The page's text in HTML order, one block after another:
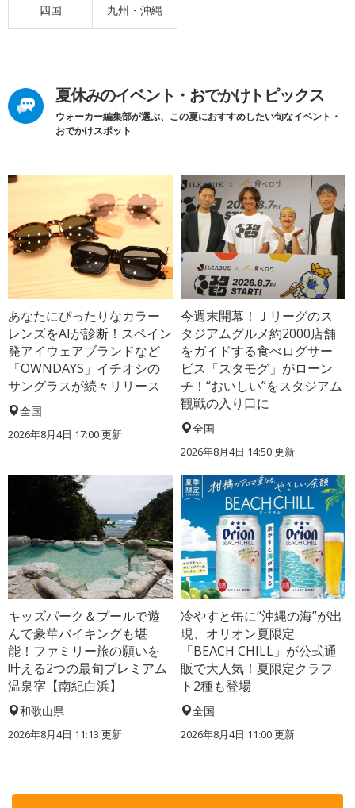
四国 九州・沖縄
夏休みのイベント・おでかけトピックス
ウォーカー編集部が選ぶ、この夏におすすめしたい旬なイベント・
おでかけスポット
あなたにぴったりなカラー
レンズをAIが診断！スペイン
発アイウェアブランドなど
「OWNDAYS」イチオシの
サングラスが続々リリース
全国
2026年8月4日 17:00更新
今週末開幕！Ｊリーグのス
タジアムグルメ約2000店舗
をガイドする食べログサー
ビス「スタモグ」がローン
チ！“おいしい”をスタジアム
観戦の入り口に
全国
2026年8月4日 14:50更新
キッズパーク＆プールで遊
んで豪華バイキングも堪
能！ファミリー旅の願いを
叶える2つの最旬プレミアム
温泉宿【南紀白浜】
和歌山県
2026年8月4日 11:13 更新
冷やすと缶に“沖縄の海”が出
現、オリオン夏限定
「BEACH CHILL」が公式通
販で大人気！夏限定クラフ
ト2種も登場
全国
2026年8月4日 11:00更新